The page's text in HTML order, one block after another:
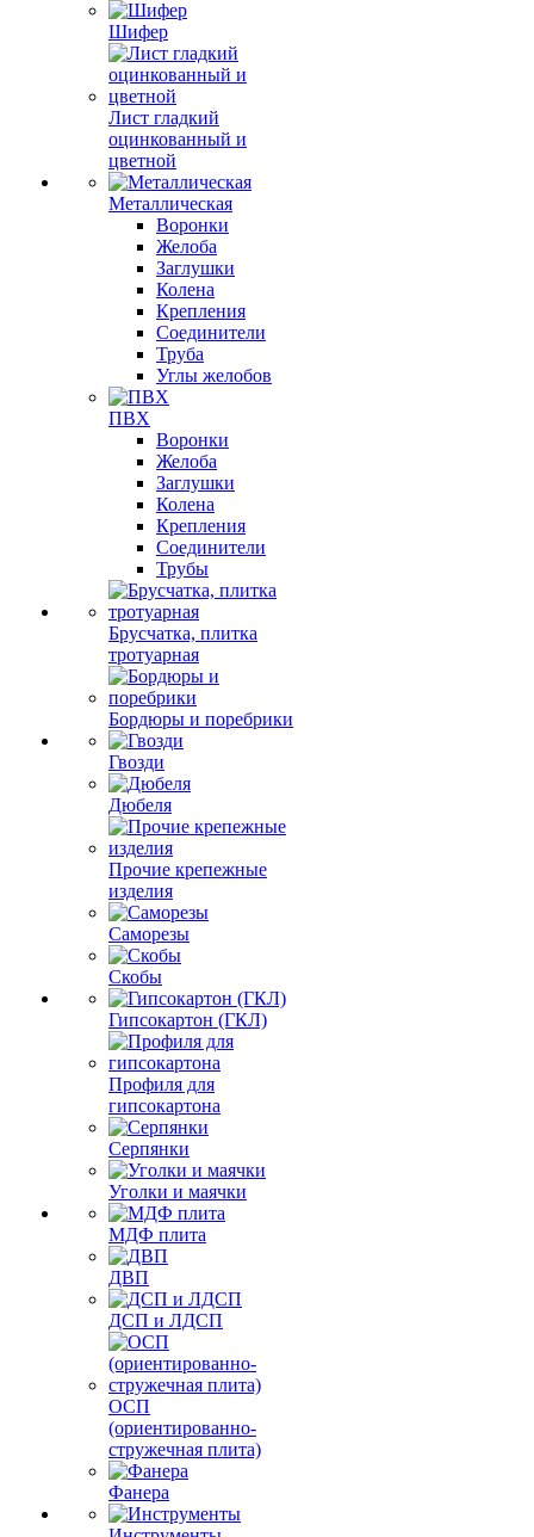
Шифер
Лист гладкий
оцинкованный и
цветной
Металлическая
Воронки
Желоба
Заглушки
Колена
Крепления
Соединители
Труба
Углы желобов
ПВХ
Воронки
Желоба
Заглушки
Колена
Крепления
Соединители
Трубы
Брусчатка, плитка
тротуарная
Бордюры и поребрики
Гвозди
Дюбеля
Прочие крепежные
изделия
Саморезы
Скобы
Гипсокартон (ГКЛ)
Профиля для
гипсокартона
Серпянки
Уголки и маячки
МДФ плита
ДВП
ДСП и ЛДСП
ОСП
(ориентированно-
стружечная плита)
Фанера